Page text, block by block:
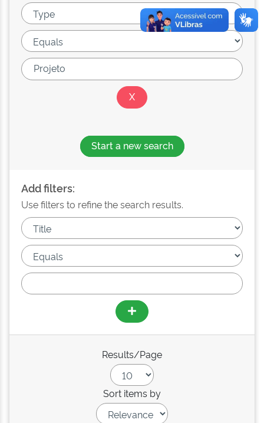
Start a new search
Add filters:
Use filters to refine the search results.
Results/Page
Sort items by